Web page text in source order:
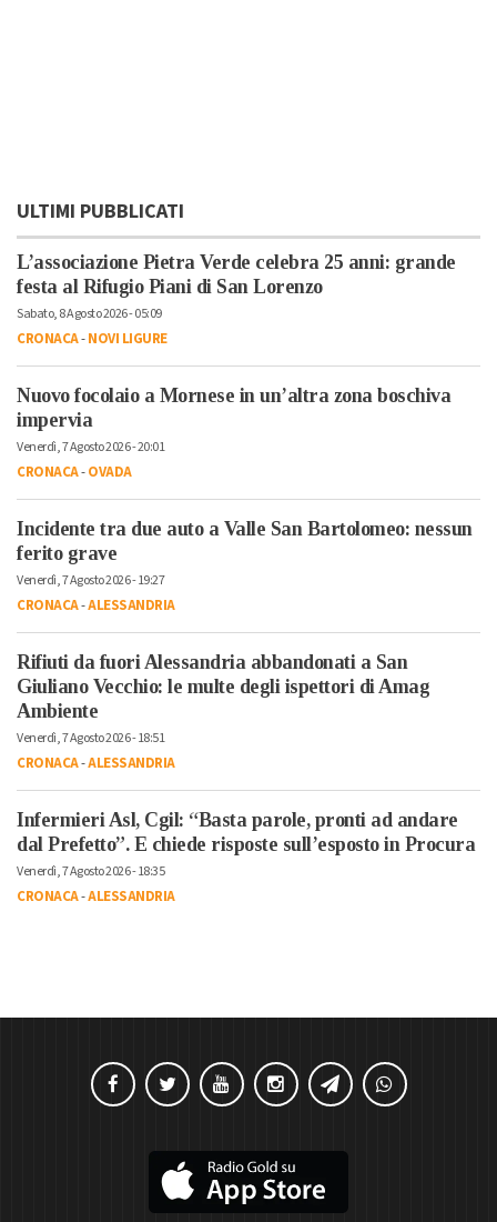
ULTIMI PUBBLICATI
L’associazione Pietra Verde celebra 25 anni: grande
festa al Rifugio Piani di San Lorenzo
Sabato, 8 Agosto 2026 - 05:09
CRONACA-NOVI LIGURE
Nuovo focolaio a Mornese in un’altra zona boschiva
impervia
Venerdì, 7 Agosto 2026 - 20:01
CRONACA-OVADA
Incidente tra due auto a Valle San Bartolomeo: nessun
ferito grave
Venerdì, 7 Agosto 2026 - 19:27
CRONACA-ALESSANDRIA
Rifiuti da fuori Alessandria abbandonati a San
Giuliano Vecchio: le multe degli ispettori di Amag
Ambiente
Venerdì, 7 Agosto 2026 - 18:51
CRONACA-ALESSANDRIA
Infermieri Asl, Cgil: “Basta parole, pronti ad andare
dal Prefetto”. E chiede risposte sull’esposto in Procura
Venerdì, 7 Agosto 2026 - 18:35
CRONACA-ALESSANDRIA